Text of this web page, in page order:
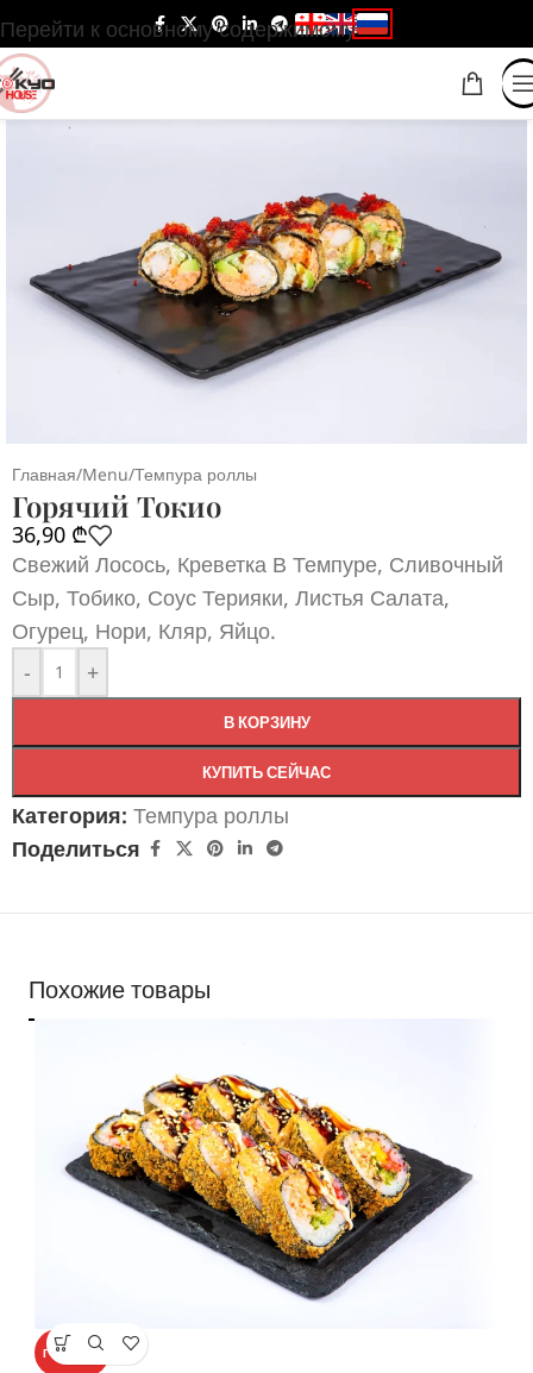
Перейти к основному содержимому
Главная/Menu/Темпура роллы
Горячий Токио
36,90 ₾
Свежий Лосось, Креветка В Темпуре, Сливочный
Сыр, Тобико, Соус Терияки, Листья Салата,
Огурец, Нори, Кляр, Яйцо.
-
+
В КОРЗИНУ
КУПИТЬ СЕЙЧАС
Категория: Темпура роллы
Поделиться
Похожие товары
ГОРЯЧИЙ